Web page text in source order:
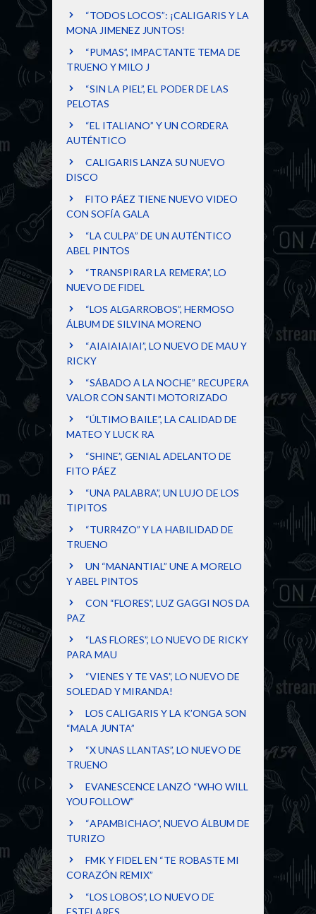
“TODOS LOCOS”: ¡CALIGARIS Y LA
MONA JIMENEZ JUNTOS!
“PUMAS”, IMPACTANTE TEMA DE
TRUENO Y MILO J
“SIN LA PIEL”, EL PODER DE LAS
PELOTAS
“EL ITALIANO” Y UN CORDERA
AUTÉNTICO
CALIGARIS LANZA SU NUEVO
DISCO
FITO PÁEZ TIENE NUEVO VIDEO
CON SOFÍA GALA
“LA CULPA” DE UN AUTÉNTICO
ABEL PINTOS
“TRANSPIRAR LA REMERA”, LO
NUEVO DE FIDEL
“LOS ALGARROBOS”, HERMOSO
ÁLBUM DE SILVINA MORENO
“AIAIAIAIAI”, LO NUEVO DE MAU Y
RICKY
“SÁBADO A LA NOCHE” RECUPERA
VALOR CON SANTI MOTORIZADO
“ÚLTIMO BAILE”, LA CALIDAD DE
MATEO Y LUCK RA
“SHINE”, GENIAL ADELANTO DE
FITO PÁEZ
“UNA PALABRA”, UN LUJO DE LOS
TIPITOS
“TURR4ZO” Y LA HABILIDAD DE
TRUENO
UN “MANANTIAL” UNE A MORELO
Y ABEL PINTOS
CON “FLORES”, LUZ GAGGI NOS DA
PAZ
“LAS FLORES”, LO NUEVO DE RICKY
PARA MAU
“VIENES Y TE VAS”, LO NUEVO DE
SOLEDAD Y MIRANDA!
LOS CALIGARIS Y LA K’ONGA SON
“MALA JUNTA”
“X UNAS LLANTAS”, LO NUEVO DE
TRUENO
EVANESCENCE LANZÓ “WHO WILL
YOU FOLLOW”
“APAMBICHAO”, NUEVO ÁLBUM DE
TURIZO
FMK Y FIDEL EN “TE ROBASTE MI
CORAZÓN REMIX”
“LOS LOBOS”, LO NUEVO DE
ESTELARES